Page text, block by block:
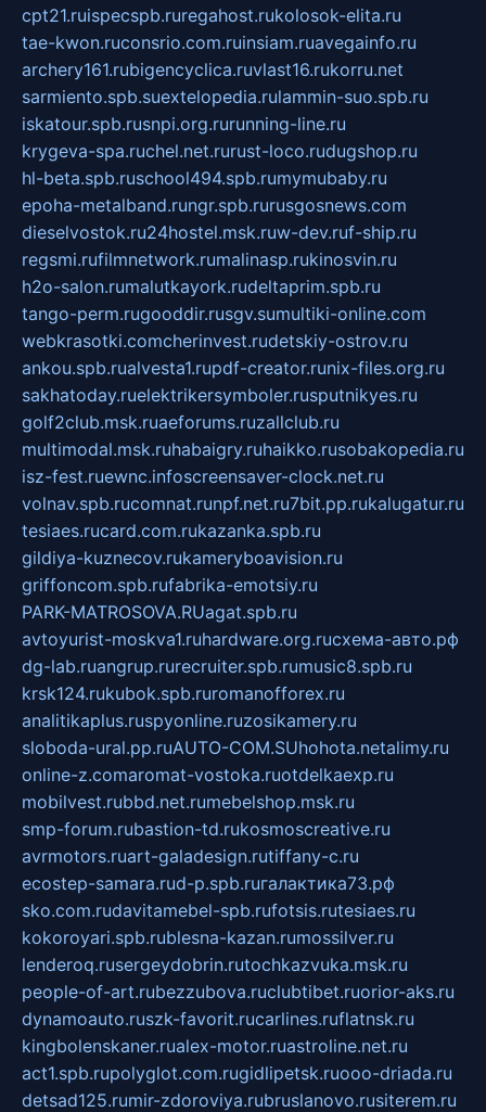
cpt21.ruispecspb.ruregahost.rukolosok-elita.ru
tae-kwon.ruconsrio.com.ruinsiam.ruavegainfo.ru
archery161.rubigencyclica.ruvlast16.rukorru.net
sarmiento.spb.suextelopedia.rulammin-suo.spb.ru
iskatour.spb.rusnpi.org.rurunning-line.ru
krygeva-spa.ruchel.net.rurust-loco.rudugshop.ru
hl-beta.spb.ruschool494.spb.rumymubaby.ru
epoha-metalband.rungr.spb.rurusgosnews.com
dieselvostok.ru24hostel.msk.ruw-dev.ruf-ship.ru
regsmi.rufilmnetwork.rumalinasp.rukinosvin.ru
h2o-salon.rumalutkayork.rudeltaprim.spb.ru
tango-perm.rugooddir.rusgv.sumultiki-online.com
webkrasotki.comcherinvest.rudetskiy-ostrov.ru
ankou.spb.rualvesta1.rupdf-creator.runix-files.org.ru
sakhatoday.ruelektrikersymboler.rusputnikyes.ru
golf2club.msk.ruaeforums.ruzallclub.ru
multimodal.msk.ruhabaigry.ruhaikko.rusobakopedia.ru
isz-fest.ruewnc.infoscreensaver-clock.net.ru
volnav.spb.rucomnat.runpf.net.ru7bit.pp.rukalugatur.ru
tesiaes.rucard.com.rukazanka.spb.ru
gildiya-kuznecov.rukameryboavision.ru
griffoncom.spb.rufabrika-emotsiy.ru
PARK-MATROSOVA.RUagat.spb.ru
avtoyurist-moskva1.ruhardware.org.ruсхема-авто.рф
dg-lab.ruangrup.rurecruiter.spb.rumusic8.spb.ru
krsk124.rukubok.spb.ruromanofforex.ru
analitikaplus.ruspyonline.ruzosikamery.ru
sloboda-ural.pp.ruAUTO-COM.SUhohota.netalimy.ru
online-z.comaromat-vostoka.ruotdelkaexp.ru
mobilvest.rubbd.net.rumebelshop.msk.ru
smp-forum.rubastion-td.rukosmoscreative.ru
avrmotors.ruart-galadesign.rutiffany-c.ru
ecostep-samara.rud-p.spb.ruгалактика73.рф
sko.com.rudavitamebel-spb.rufotsis.rutesiaes.ru
kokoroyari.spb.rublesna-kazan.rumossilver.ru
lenderoq.rusergeydobrin.rutochkazvuka.msk.ru
people-of-art.rubezzubova.ruclubtibet.ruorior-aks.ru
dynamoauto.ruszk-favorit.rucarlines.ruflatnsk.ru
kingbolenskaner.rualex-motor.ruastroline.net.ru
act1.spb.rupolyglot.com.rugidlipetsk.ruooo-driada.ru
detsad125.rumir-zdoroviya.rubruslanovo.rusiterem.ru